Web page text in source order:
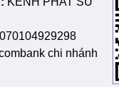
070104929298
chi nhánh